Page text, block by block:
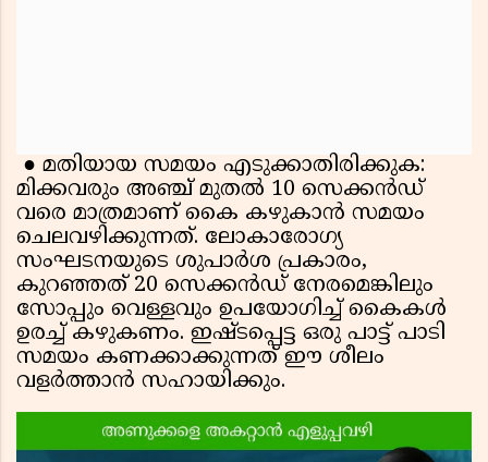
● മതിയായ സമയം എടുക്കാതിരിക്കുക:
മിക്കവരും അഞ്ച് മുതൽ 10 സെക്കൻഡ്
വരെ മാത്രമാണ് കൈ കഴുകാൻ സമയം
ചെലവഴിക്കുന്നത്. ലോകാരോഗ്യ
സംഘടനയുടെ ശുപാർശ പ്രകാരം,
കുറഞ്ഞത് 20 സെക്കൻഡ് നേരമെങ്കിലും
സോപ്പും വെള്ളവും ഉപയോഗിച്ച് കൈകൾ
ഉരച്ച് കഴുകണം. ഇഷ്ടപ്പെട്ട ഒരു പാട്ട് പാടി
സമയം കണക്കാക്കുന്നത് ഈ ശീലം
വളർത്താൻ സഹായിക്കും.